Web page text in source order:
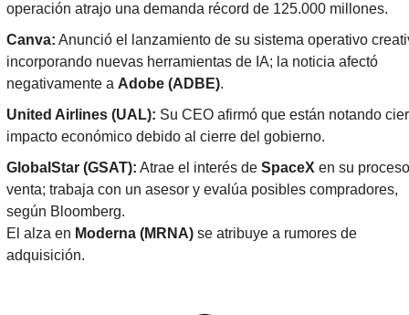
operación atrajo una demanda récord de 125.000 millones.
Canva: Anunció el lanzamiento de su sistema operativo
incorporando nuevas herramientas de IA; la noticia afectó
negativamente a Adobe (ADBE).
United Airlines (UAL): Su CEO afirmó que están notando
impacto económico debido al cierre del gobierno.
GlobalStar (GSAT): Atrae el interés de SpaceX en su
venta; trabaja con un asesor y evalúa posibles compradores,
según Bloomberg.
El alza en Moderna (MRNA) se atribuye a rumores de
adquisición.